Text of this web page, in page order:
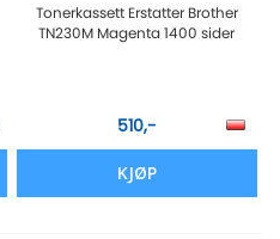
Tonerkassett Erstatter Brother
TN230M Magenta 1400 sider
510,-
KJØP